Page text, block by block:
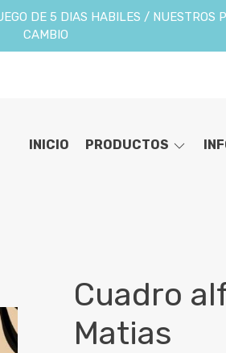
DE 5 DIAS HABILES / NUESTROS
CAMBIO
INICIO PRODUCTOS
Cuadro
Matias